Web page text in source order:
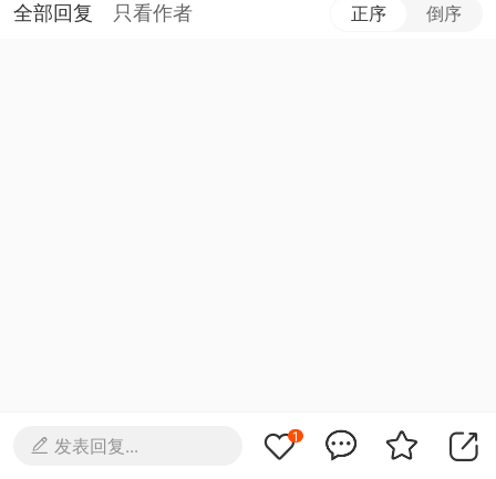
全部回复 只看作者 正序 倒序
发表回复...
1